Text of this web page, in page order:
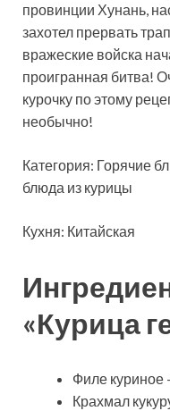
провинции Хунань,
захотел прервать
вражеские войска
проигранная битва!
курочку по этому
необычно!
Категория: Горячие
блюда из курицы
Кухня: Китайская
«Курица
Филе куриное
Крахмал